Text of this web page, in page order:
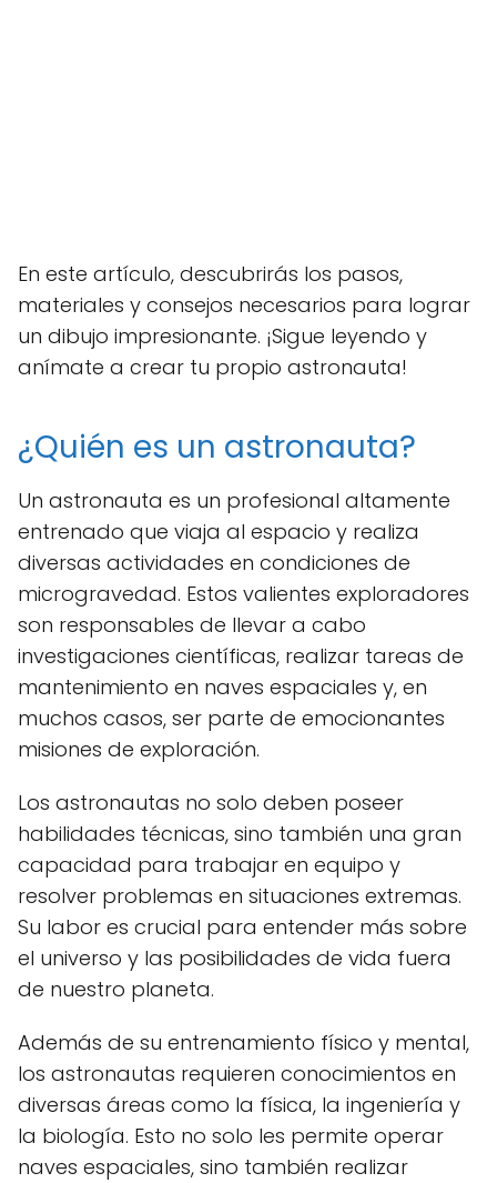
En este artículo, descubrirás los pasos,
materiales y consejos necesarios para lograr
un dibujo impresionante. ¡Sigue leyendo y
anímate a crear tu propio astronauta!
¿Quién es un astronauta?
Un astronauta es un profesional altamente
entrenado que viaja al espacio y realiza
diversas actividades en condiciones de
microgravedad. Estos valientes exploradores
son responsables de llevar a cabo
investigaciones científicas, realizar tareas de
mantenimiento en naves espaciales y, en
muchos casos, ser parte de emocionantes
misiones de exploración.
Los astronautas no solo deben poseer
habilidades técnicas, sino también una gran
capacidad para trabajar en equipo y
resolver problemas en situaciones extremas.
Su labor es crucial para entender más sobre
el universo y las posibilidades de vida fuera
de nuestro planeta.
Además de su entrenamiento físico y mental,
los astronautas requieren conocimientos en
diversas áreas como la física, la ingeniería y
la biología. Esto no solo les permite operar
naves espaciales, sino también realizar